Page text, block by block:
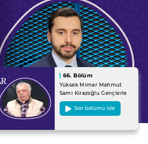
66. Bölüm
Yüksek Mimar Mahmut
Sami Kirazoğlu Gençlerle
Baş Başa'da!
Son bölümü izle